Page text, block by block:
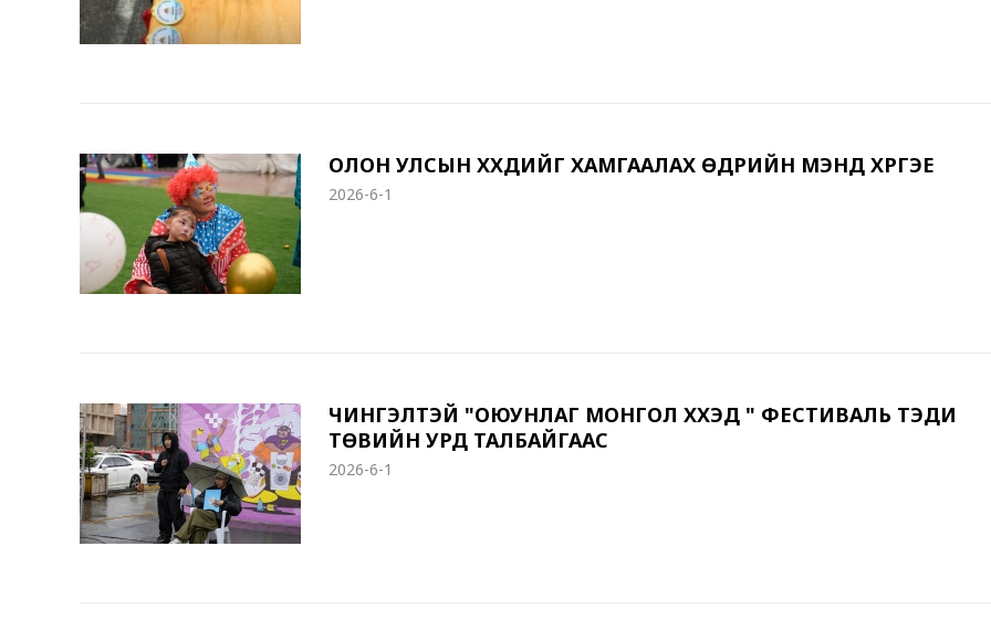
ОЛОН УЛСЫН ХҮҮХДИЙГ ХАМГААЛАХ ӨДРИЙН МЭНД ХҮРГЭЕ
2026-6-1
ЧИНГЭЛТЭЙ "ОЮУНЛАГ МОНГОЛ ХҮҮХЭД " ФЕСТИВАЛЬ ТЭДИ
ТӨВИЙН УРД ТАЛБАЙГААС
2026-6-1